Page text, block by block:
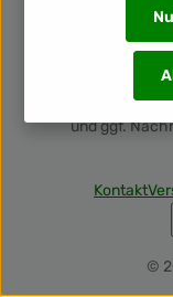
Alle Preise inkl.
und ggf.
©
Kontakt